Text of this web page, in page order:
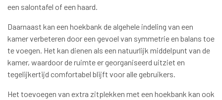
een salontafel of een haard.
Daarnaast kan een hoekbank de algehele indeling van een
kamer verbeteren door een gevoel van symmetrie en balans toe
te voegen. Het kan dienen als een natuurlijk middelpunt van de
kamer, waardoor de ruimte er georganiseerd uitziet en
tegelijkertijd comfortabel blijft voor alle gebruikers.
Het toevoegen van extra zitplekken met een hoekbank kan ook